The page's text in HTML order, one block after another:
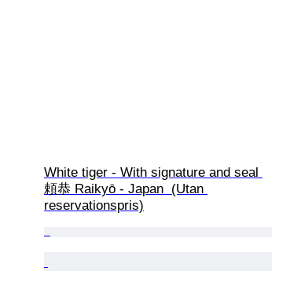
White tiger - With signature and seal
頼恭 Raikyō - Japan  (Utan
reservationspris)